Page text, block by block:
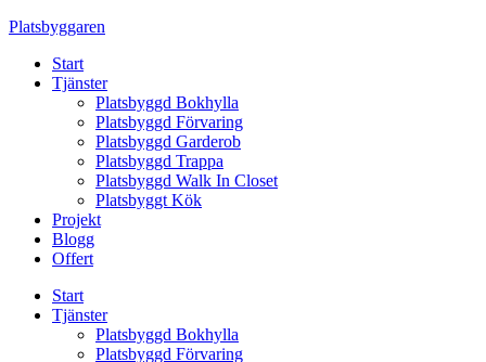
Skip
content
Platsbyggaren
Start
Tjänster
Platsbyggd Bokhylla
Platsbyggd Förvaring
Platsbyggd Garderob
Platsbyggd Trappa
Platsbyggd Walk In Closet
Platsbyggt Kök
Projekt
Blogg
Offert
Start
Tjänster
Platsbyggd Bokhylla
Platsbyggd Förvaring